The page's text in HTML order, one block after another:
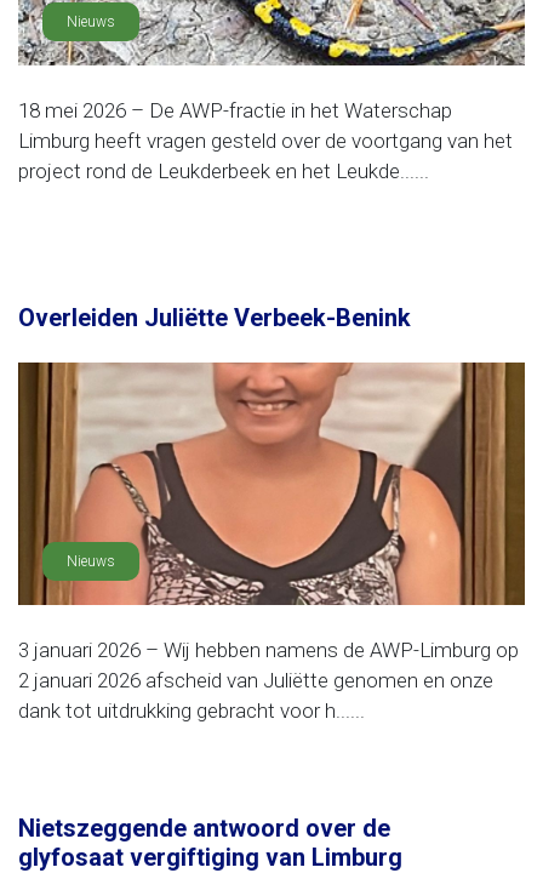
Nieuws
18 mei 2026 – De AWP-fractie in het Waterschap
Limburg heeft vragen gesteld over de voortgang van het
project rond de Leukderbeek en het Leukde......
Overleiden Juliëtte Verbeek-Benink
Nieuws
3 januari 2026 – Wij hebben namens de AWP-Limburg op
2 januari 2026 afscheid van Juliëtte genomen en onze
dank tot uitdrukking gebracht voor h......
Nietszeggende antwoord over de
glyfosaat vergiftiging van Limburg